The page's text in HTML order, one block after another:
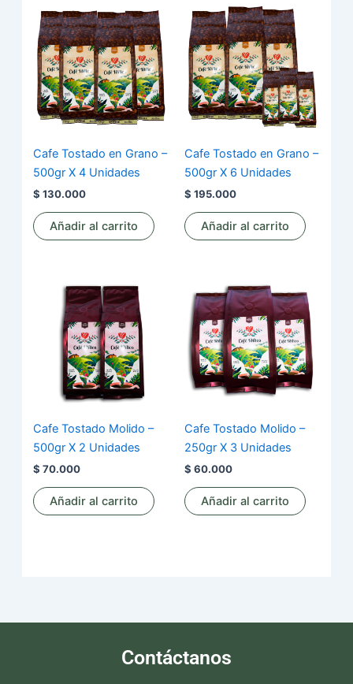
Cafe Tostado en Grano –
500gr X 4 Unidades
$ 130.000
Añadir al carrito
Cafe Tostado en Grano –
500gr X 6 Unidades
$ 195.000
Añadir al carrito
Cafe Tostado Molido –
500gr X 2 Unidades
$ 70.000
Añadir al carrito
Cafe Tostado Molido –
250gr X 3 Unidades
$ 60.000
Añadir al carrito
Contáctanos